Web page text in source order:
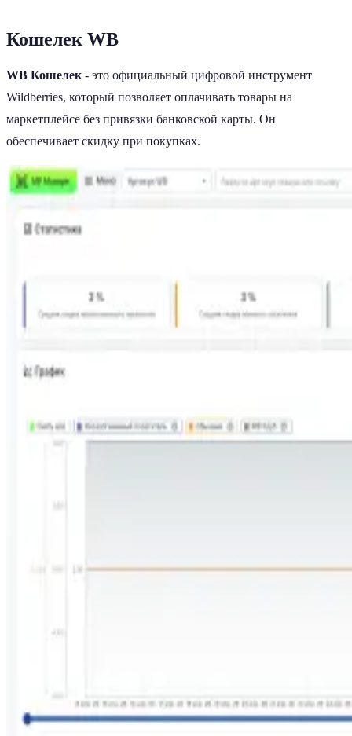
Кошелек WB
WB Кошелек - это официальный цифровой инструмент
Wildberries, который позволяет оплачивать товары на
маркетплейсе без привязки банковской карты. Он
обеспечивает скидку при покупках.